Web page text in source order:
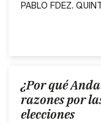
PABLO FDEZ.
¿Por qué
razones por
elecciones